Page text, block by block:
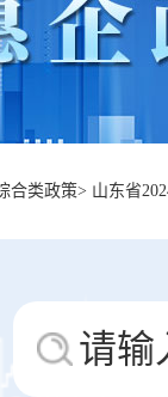
合类政策> 山东省